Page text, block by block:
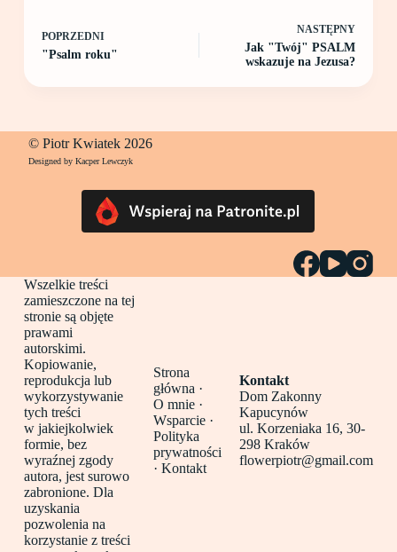
POPRZEDNI
"Psalm roku"
NASTĘPNY
Jak "Twój" PSALM
wskazuje na Jezusa?
© Piotr Kwiatek 2026
Designed by Kacper Lewczyk
Wszelkie treści
zamieszczone na tej
stronie są objęte
prawami
autorskimi.
Kopiowanie,
reprodukcja lub
wykorzystywanie
tych treści
w jakiejkolwiek
formie, bez
wyraźnej zgody
autora, jest surowo
zabronione. Dla
uzyskania
pozwolenia na
korzystanie z treści
Strona
główna ·
O mnie ·
Wsparcie ·
Polityka
prywatności
·Kontakt
Kontakt
Dom Zakonny
Kapucynów
ul. Korzeniaka 16, 30-
298 Kraków
flowerpiotr@gmail.com